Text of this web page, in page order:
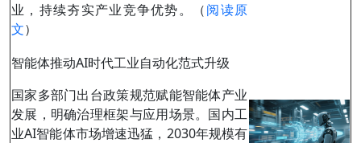
业，持续夯实产业竞争优势。（阅读原
文）
智能体推动AI时代工业自动化范式升级
国家多部门出台政策规范赋能智能体产业
发展，明确治理框架与应用场景。国内工
业AI智能体市场增速迅猛，2030年规模有